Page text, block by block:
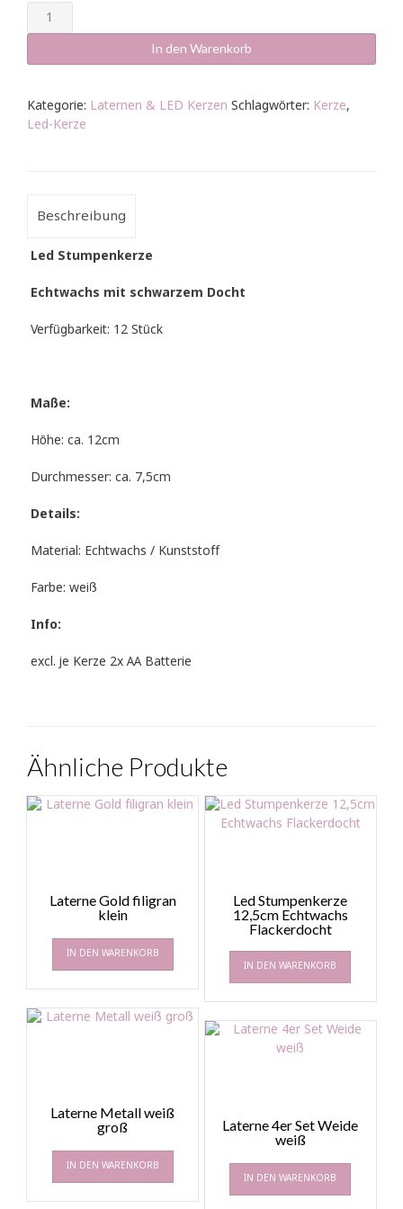
Stumpenkerze
Echtwachs
Docht
Menge
In den Warenkorb
Kategorie: Laternen & LED Kerzen Schlagwörter: Kerze,
Led-Kerze
Beschreibung
Led Stumpenkerze
Echtwachs mit schwarzem Docht
Verfügbarkeit: 12 Stück
Maße:
Höhe: ca. 12cm
Durchmesser: ca. 7,5cm
Details:
Material: Echtwachs / Kunststoff
Farbe: weiß
Info:
excl. je Kerze 2x AA Batterie
Ähnliche Produkte
Laterne Gold filigran
klein
IN DEN WARENKORB
Led Stumpenkerze
12,5cm Echtwachs
Flackerdocht
IN DEN WARENKORB
Laterne Metall weiß
groß
IN DEN WARENKORB
Laterne 4er Set Weide
weiß
IN DEN WARENKORB